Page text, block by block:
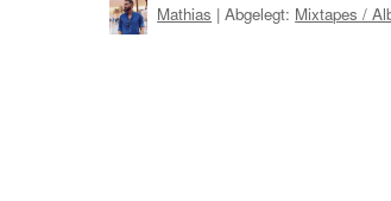
Mathias | Abgelegt: Mixtapes /